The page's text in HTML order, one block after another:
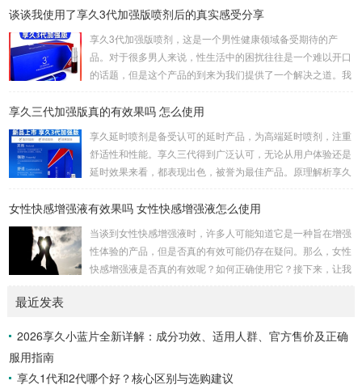
英文简写即我们通常所说的SM。SM情趣道具包括捆绑和束
野外调教、蜡烛、冰块、夹子、鞭打、头发、剃体毛等。这些
道具在使用时需要注意安全和卫生，尤其是涉及到身体部位的
刺激和捆绑时，要注意血...
谈谈我使用了享久3代加强版喷剂后的真实感受分享
享久3代加强版喷剂，这是一个男性健康领域备受期待的产
品。对于很多男人来说，性生活中的困扰往往是一个难以开口
的话题，但是这个产品的到来为我们提供了一个解决之道。我
事时间方面提供了显著的帮助。首先，我要强调的是这个产品
然后轻轻按摩，稍等片刻，你就可以享受到它的效果了。这一
点对我来说非常重要，因为它不需要繁琐的准备或额外的设
备，而是一个方便且离不开家的解决方案。当我第一次使用...
享久三代加强版真的有效果吗 怎么使用
享久延时喷剂是备受认可的延时产品，为高端延时喷剂，注重
舒适性和性能。享久三代得到广泛认可，无论从用户体验还是
延时效果来看，都表现出色，被誉为最佳产品。原理解析享久
物、马鹿茸、人参、秦椒、乙醇等。这些成分不仅减少敏感度
保留性生活的乐趣。产品特性起效时间：15分钟延时时间：3
0分钟左右最长有效时间：15小时15分钟开始起效，30分钟至
7小时内效果最佳，15小时内持续有效。清洗...
女性快感增强液有效果吗 女性快感增强液怎么使用
当谈到女性快感增强液时，许多人可能知道它是一种旨在增强
性体验的产品，但是否真的有效可能仍存在疑问。那么，女性
快感增强液是否真的有效呢？如何正确使用它？接下来，让我
于提高性表现，并增加私处的敏感度，从而改善性生活。如果
足你的生理需求。女性快感增强液的使用方法女性快感...
最近发表
2026享久小蓝片全新详解：成分功效、适用人群、官方售价及正确
服用指南
享久1代和2代哪个好？核心区别与选购建议